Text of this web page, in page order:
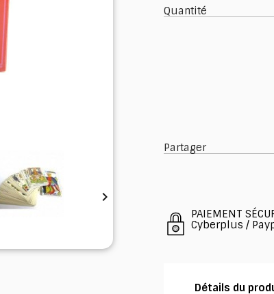

Quantité
Partager
PAIEMENT
Cyberplus /
Détails du